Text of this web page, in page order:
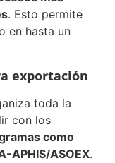
. Esto permite
en hasta un
exportación
toda la
con los
como
APHIS/ASOEX.